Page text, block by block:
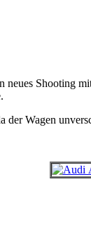
neues Shooting
der Wagen